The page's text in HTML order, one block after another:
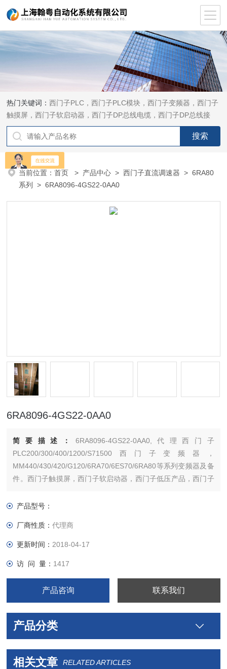
热门关键词：西门子PLC，西门子PLC模块，西门子变频器，西门子
触摸屏，西门子软启动器，西门子DP总线电缆，西门子DP总线接
头，西门子CP通讯网卡，西门子数控系统及停产备件
当前位置：首页 > 产品中心 >西门子直流调速器 >6RA80
系列
> 6RA8096-4GS22-0AA0
6RA8096-4GS22-0AA0
简要描述： 6RA8096-4GS22-0AA0,代理西门子
PLC200/300/400/1200/S71500西门子变频器，
MM440/430/420/G120/6RA70/6ES70/6RA80等系列变频器及备
件。西门子触摸屏，西门子软启动器，西门子低压产品，西门子
本公司购买的产品，保证*，假一罚十，质保一年。一年内产品非
产品型号：
厂商性质：代理商
更新时间： 2018-04-17
访 问 量： 1417
产品咨询 联系我们
产品分类
相关文章 RELATED ARTICLES